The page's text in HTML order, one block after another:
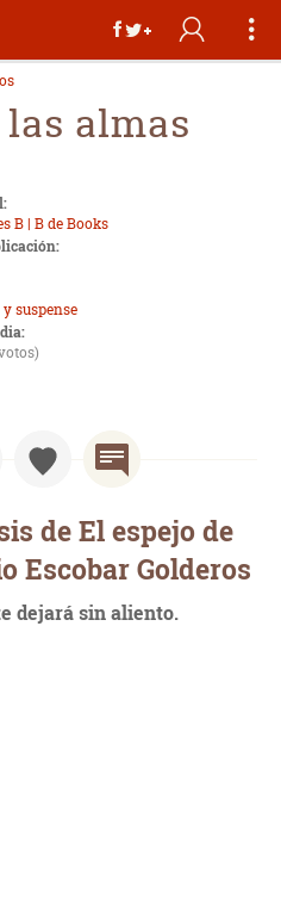
almas
B | B de Books
suspense
de El espejo de
Escobar Golderos
dejará sin aliento.